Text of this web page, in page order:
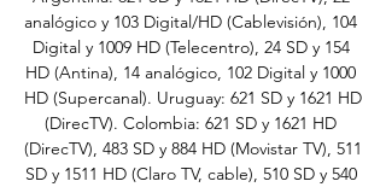
analógico y 103 Digital/HD (Cablevisión), 104
Digital y 1009 HD (Telecentro), 24 SD y 154
HD (Antina), 14 analógico, 102 Digital y 1000
HD (Supercanal). Uruguay: 621 SD y 1621 HD
(DirecTV). Colombia: 621 SD y 1621 HD
(DirecTV), 483 SD y 884 HD (Movistar TV), 511
SD y 1511 HD (Claro TV, cable), 510 SD y 540